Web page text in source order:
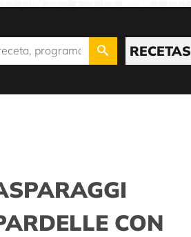
RECETAS
CON